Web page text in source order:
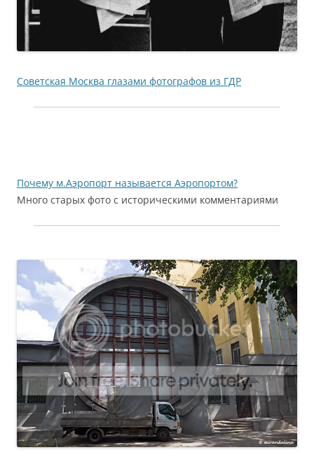
Советская Москва глазами фотографов из ГДР
Почему м.Аэропорт называется Аэропортом?
Много старых фото с историческими комментариями